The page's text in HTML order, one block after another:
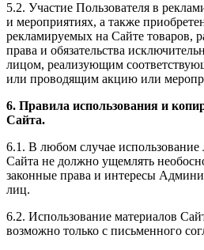
5.2. Участие Пользователя в
и мероприятиях, а также
рекламируемых на Сайте товаров,
права и обязательства
лицом, реализующим
или проводящим акцию или
6. Правила использования и
Сайта.
6.1. В любом случае
Сайта не должно ущемлять
законные права и интересы
лиц.
6.2. Использование материалов
возможно только с письменного